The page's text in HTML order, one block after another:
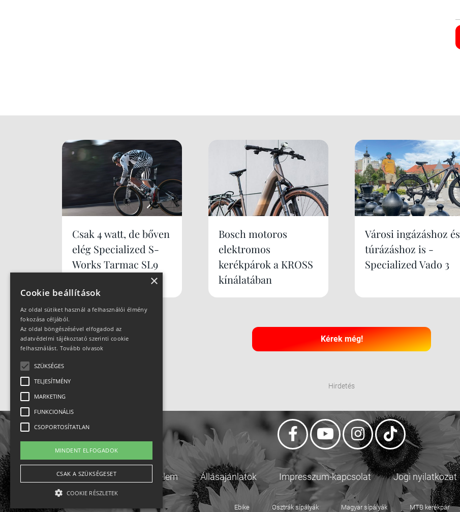
Csak 4 watt, de bőven
elég Specialized S-
Works Tarmac SL9
Bosch motoros
elektromos
kerékpárok a KROSS
kínálatában
Városi ingázáshoz és
túrázáshoz is -
Specialized Vado 3
Kérek még!
Hirdetés
Adatvédelem Állásajánlatok Impresszum-kapcsolat Jogi nyilatkozat
Ebike Osztrák sípályák Magyar sípályák MTB kerékpár
×
Cookie beállítások
Az oldal sütiket használ a felhasználói élmény
fokozása céljából.
Az oldal böngészésével elfogadod az
adatvédelmi tájékoztató szerinti cookie
felhasználást. Tovább olvasok
SZÜKSÉGES
TELJESÍTMÉNY
MARKETING
FUNKCIONÁLIS
CSOPORTOSÍTATLAN
MINDENT ELFOGADOK
CSAK A SZÜKSÉGESET
COOKIE RÉSZLETEK